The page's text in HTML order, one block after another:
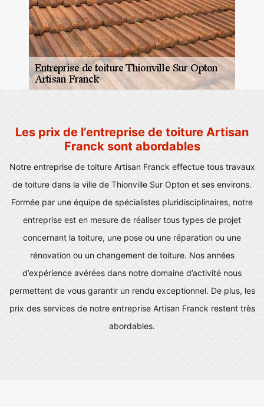
Les prix de l’entreprise de toiture Artisan
Franck sont abordables
Notre entreprise de toiture Artisan Franck effectue tous travaux
de toiture dans la ville de Thionville Sur Opton et ses environs.
Formée par une équipe de spécialistes pluridisciplinaires, notre
entreprise est en mesure de réaliser tous types de projet
concernant la toiture, une pose ou une réparation ou une
rénovation ou un changement de toiture. Nos années
d’expérience avérées dans notre domaine d’activité nous
permettent de vous garantir un rendu exceptionnel. De plus, les
prix des services de notre entreprise Artisan Franck restent très
abordables.